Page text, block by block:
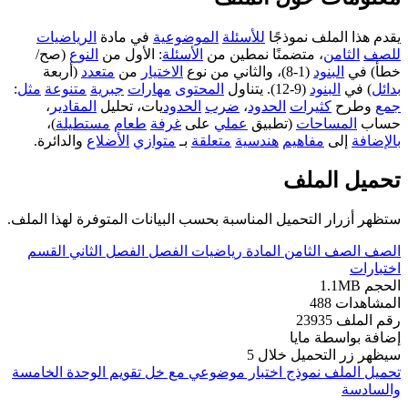
يقدم هذا الملف نموذجًا للأسئلة الموضوعيةفي مادة الرياضيات
للصف
الثامن، متضمنًا نمطين من الأسئلة: الأول من النوع(صح/
خطأ) في البنود(1-8)، والثاني من نوع الاختيار من متعدد(أربعة
بدائل) في البنود(9-12). يتناول المحتوى مهارات جبرية متنوعة مثل:
جمعوطرح كثيرات الحدود، ضرب الحدوديات، تحليل المقادير ،
حساب المساحات(تطبيق عمليعلى غرفة طعام مستطيلة)،
بالإضافةإلى مفاهيم هندسية متعلقةبـ متوازي الأضلاعوالدائرة.
تحميل الملف
ستظهر أزرار التحميل المناسبة بحسب البيانات المتوفرة لهذا الملف.
الصف الصف الثامن المادة رياضيات الفصل الفصل الثاني
القسم
اختبارات
الحجم 1.1MB
المشاهدات 488
رقم الملف 23935
إضافة بواسطة مايا
سيظهر زر التحميل خلال 5
تحميل الملف نموذج اختبار موضوعي مع خل تقويم الوحدة الخامسة
والسادسة